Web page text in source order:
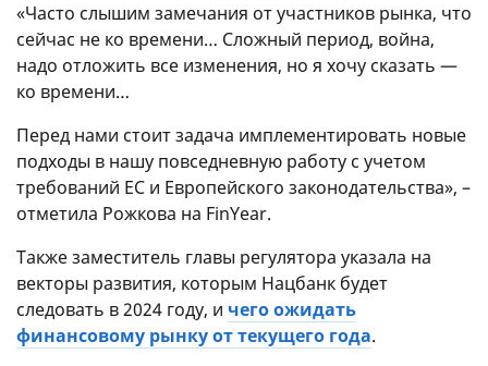
«Часто слышим замечания от участников рынка, что
сейчас не ко времени… Сложный период, война,
надо отложить все изменения, но я хочу сказать —
ко времени…
Перед нами стоит задача имплементировать новые
подходы в нашу повседневную работу с учетом
требований ЕС и Европейского законодательства», –
отметила Рожкова на FinYear.
Также заместитель главы регулятора указала на
векторы развития, которым Нацбанк будет
следовать в 2024 году, и чего ожидать
финансовому рынку от текущего года.